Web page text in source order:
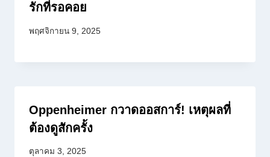
รักที่รอคอย
พฤศจิกายน 9, 2025
Oppenheimer กวาดออสการ์! เหตุผลที่
ต้องดูสักครั้ง
ตุลาคม 3, 2025